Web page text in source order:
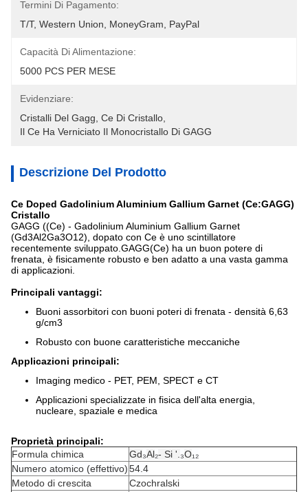
Termini Di Pagamento:
T/T, Western Union, MoneyGram, PayPal
Capacità Di Alimentazione:
5000 PCS PER MESE
Evidenziare:
Cristalli Del Gagg Ce Di Cristallo
Il Ce Ha Verniciato Il Monocristallo Di GAGG
Descrizione Del Prodotto
Ce Doped Gadolinium Aluminium Gallium Garnet (Ce:GAGG)
Cristallo
GAGG ((Ce) - Gadolinium Aluminium Gallium Garnet
(Gd3Al2Ga3O12), dopato con Ce è uno scintillatore
recentemente sviluppato.GAGG(Ce) ha un buon potere di
frenata, è fisicamente robusto e ben adatto a una vasta gamma
di applicazioni.
Principali vantaggi:
Buoni assorbitori con buoni poteri di frenata - densità 6,63
g/cm3
Robusto con buone caratteristiche meccaniche
Applicazioni principali:
Imaging medico - PET, PEM, SPECT e CT
Applicazioni specializzate in fisica dell'alta energia,
nucleare, spaziale e medica
Proprietà principali:
Formula chimica
Gd₃Al₂- Si '. ₃O₁₂
Numero atomico (effettivo)54.4
Metodo di crescita
Czochralski